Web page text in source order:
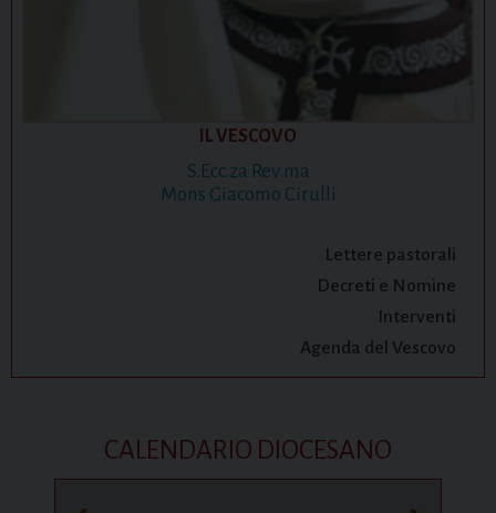
IL VESCOVO
S.Ecc.za Rev.ma
Mons Giacomo Cirulli
Lettere pastorali
Decreti e Nomine
Interventi
Agenda del Vescovo
CALENDARIO DIOCESANO